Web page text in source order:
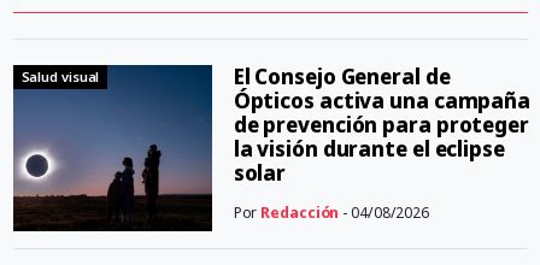
Salud visual
El Consejo General de
Ópticos activa una campaña
de prevención para proteger
la visión durante el eclipse
solar
Por Redacción - 04/08/2026